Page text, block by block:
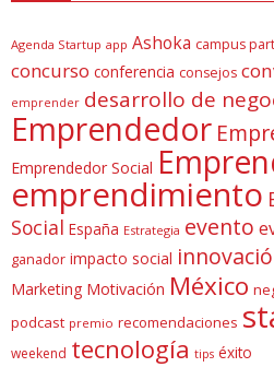
Agenda Startup app Ashoka campus
concurso conferencia consejos
emprender desarrollo de
Emprendedor
Emprendedor Social
emprendimiento
Social España Estrategia evento
ganador impacto social
Marketing Motivación México
podcast premio recomendaciones
weekend tecnología tips éxito